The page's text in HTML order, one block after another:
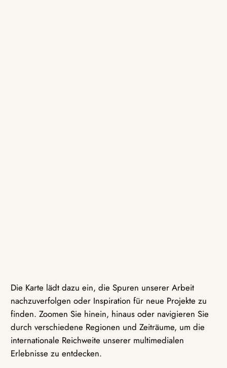
Die Karte lädt dazu ein, die Spuren unserer Arbeit
nachzuverfolgen oder Inspiration für neue Projekte zu
finden. Zoomen Sie hinein, hinaus oder navigieren Sie
durch verschiedene Regionen und Zeiträume, um die
internationale Reichweite unserer multimedialen
Erlebnisse zu entdecken.